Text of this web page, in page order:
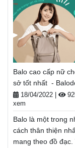
bạn để giúp bạn
sách và giấy ghi
bàn khi bạn làm
ngày. Đó là lý do tại
viết hôm nay nên
chọn là ưu tiên
của bạn.
Túi xách–Vali đẹp.
FreeShip toàn
phí đổi trả hàng,
toán tiền khi nhận
Xem thêm
Balo cao cấp nữ
sở tốt nhất -
18/04/2022
xem
Balo là một trong
cách thân thiện
mang theo đồ đạc.